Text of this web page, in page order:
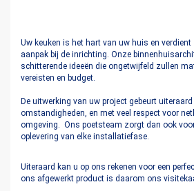
Uw keuken is het hart van uw huis en
aanpak bij de inrichting. Onze
schitterende ideeën die ongetwijfeld zullen
vereisten en budget.
De uitwerking van uw project gebeurt
omstandigheden, en met veel respect voor
omgeving. Ons poetsteam zorgt dan ook
oplevering van elke installatiefase.
Uiteraard kan u op ons rekenen voor een
ons afgewerkt product is daarom ons